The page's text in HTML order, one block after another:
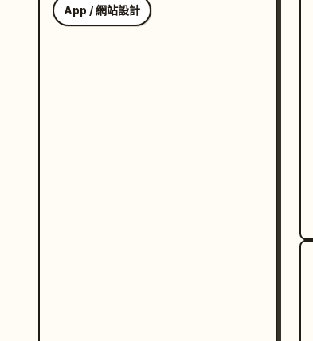
App / 網站設計